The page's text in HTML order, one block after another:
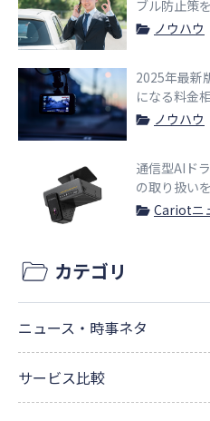
ブル防止策
ノウハウ
2025年最新
になる料金
ノウハウ
通信型AIド
の取り扱い
Cariotニ
カテゴリ
ニュース・時事ネタ
サービス比較